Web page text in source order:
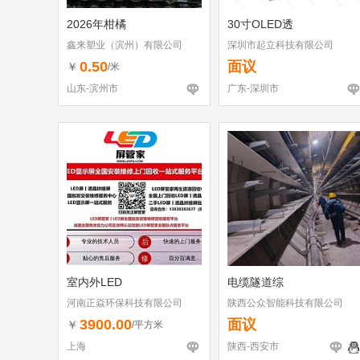
2026年柑橘
鑫来塑业（滨州）有限公司
￥ 0.50/米
山东-滨州市
30寸OLED透
深圳市起立科技有限公司
面议
广东-深圳市
室内外LED
河南正焱环保科技有限公司
￥ 3900.00/平方米
上海
电缆隧道综
陕西公众智能科技有限公司
面议
陕西-西安市